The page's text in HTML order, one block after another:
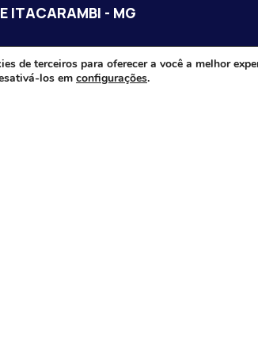
ITACARAMBI - MG
n.º 240, Nossa Senhora de Fátima,
000
de terceiros para oferecer a você a melhor
los em configurações.